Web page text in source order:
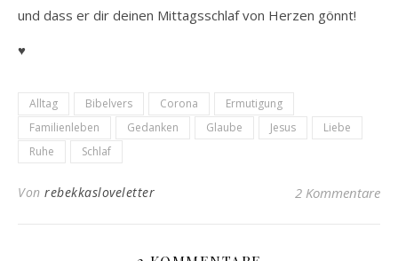
und dass er dir deinen Mittagsschlaf von Herzen gönnt!
♥
Alltag Bibelvers Corona
Ermutigung
Familienleben
Gedanken Glaube Jesus
Liebe
Ruhe
Schlaf
Von rebekkasloveletter 2 Kommentare